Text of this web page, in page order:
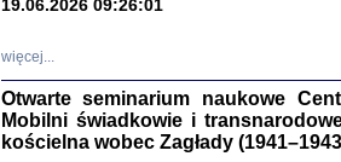
19.06.2026 09:26:01
więcej...
Otwarte seminarium naukowe
Mobilni świadkowie i
kościelna wobec Zagłady